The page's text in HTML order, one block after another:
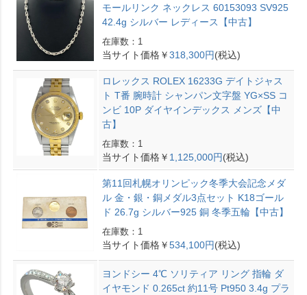
モールリンク ネックレス 60153093 SV925
42.4g シルバー レディース【中古】
在庫数：1
当サイト価格￥318,300円(税込)
ロレックス ROLEX 16233G デイトジャス
ト T番 腕時計 シャンパン文字盤 YG×SS コ
ンビ 10P ダイヤインデックス メンズ【中
古】
在庫数：1
当サイト価格￥ 1,125,000円(税込)
第11回札幌オリンピック冬季大会記念メダ
ル 金・銀・銅メダル3点セット K18ゴール
ド 26.7g シルバー925 銅 冬季五輪【中古】
在庫数：1
当サイト価格￥534,100円(税込)
ヨンドシー 4℃ ソリティア リング 指輪 ダ
イヤモンド 0.265ct 約11号 Pt950 3.4g プラ